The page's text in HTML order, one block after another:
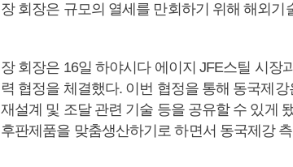
장 회장은 규모의 열세를 만회하기 위해 해외기
장 회장은 16일 하야시다 에이지 JFE스틸 시장
력 협정을 체결했다. 이번 협정을 통해 동국제
재설계 및 조달 관련 기술 등을 공유할 수 있게
후판제품을 맞춤생산하기로 하면서 동국제강